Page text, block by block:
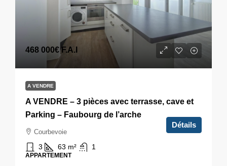
468 000€F.A.I
A VENDRE
A VENDRE – 3 pièces avec terrasse, cave et
Parking – Faubourg de l’arche
Courbevoie
3 63 m² 1
APPARTEMENT
Détails